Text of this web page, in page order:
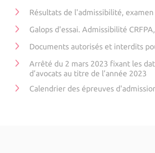
Résultats de l'admissibilité,
Galops d'essai. Admissibilité
Documents autorisés et interdits
Arrêté du 2 mars 2023 fixant les
d’avocats au titre de l’année 2023
Calendrier des épreuves